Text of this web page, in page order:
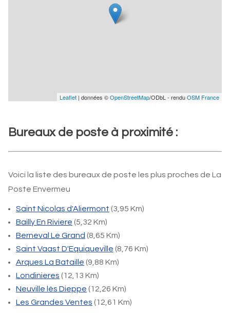
Leaflet | données ©OpenStreetMap/ODbL - renduOSM France
Bureaux de poste à proximité :
Voici la liste des bureaux de poste les plus proches de La
Poste Envermeu
Saint Nicolas d'Aliermont (3,95 Km)
Bailly En Riviere (5,32 Km)
Berneval Le Grand (8,65 Km)
Saint Vaast D'Equiqueville (8,76 Km)
Arques La Bataille (9,88 Km)
Londinieres (12,13 Km)
Neuville lès Dieppe (12,26 Km)
Les Grandes Ventes (12,61 Km)